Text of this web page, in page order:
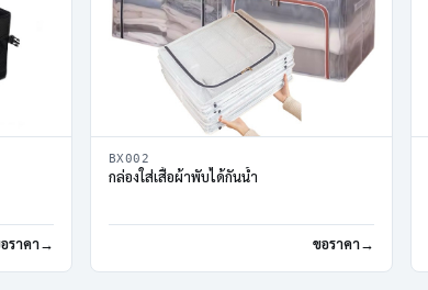
ราคา
BX002
กล่องใส่เสื้อผ้าพับได้กันน้ำ
ขอราคา